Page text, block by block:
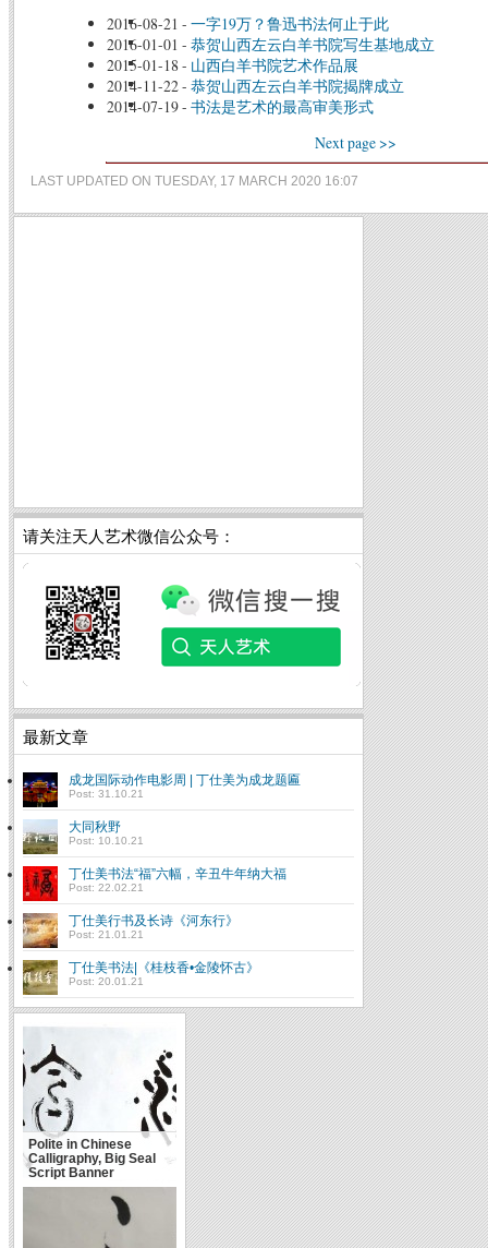
2016-08-21 - 一字19万？鲁迅书法何止于此
2016-01-01 - 恭贺山西左云白羊书院写生基地成立
2015-01-18 - 山西白羊书院艺术作品展
2014-11-22- 恭贺山西左云白羊书院揭牌成立
2014-07-19- 书法是艺术的最高审美形式
Next page >>
LAST UPDATED ON TUESDAY, 17 MARCH 2020 16:07
请关注天人艺术微信公众号：
最新文章
成龙国际动作电影周 | 丁仕美为成龙题匾
Post: 31.10.21
大同秋野
Post: 10.10.21
丁仕美书法“福”六幅，辛丑牛年纳大福
Post: 22.02.21
丁仕美行书及长诗《河东行》
Post: 21.01.21
丁仕美书法|《桂枝香•金陵怀古》
Post: 20.01.21
Polite in Chinese
Calligraphy, Big Seal
Script Banner